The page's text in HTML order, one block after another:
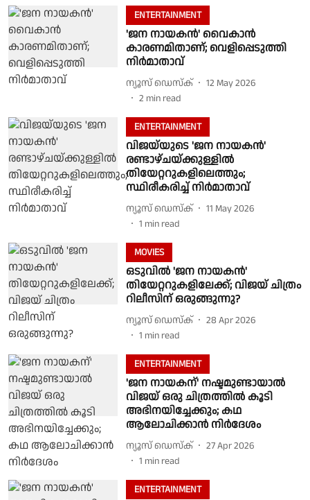
ENTERTAINMENT
'ജന നായകൻ' വൈകാൻ
കാരണമിതാണ്; വെളിപ്പെടുത്തി
നിർമാതാവ്
ന്യൂസ് ഡെസ്ക്
12 May 2026
2 min read
ENTERTAINMENT
വിജയ്‌യുടെ 'ജന നായകൻ'
രണ്ടാഴ്ചയ്ക്കുള്ളിൽ
തിയേറ്ററുകളിലെത്തും;
സ്ഥിരീകരിച്ച് നിർമാതാവ്
ന്യൂസ് ഡെസ്ക്
11 May 2026
1 min read
MOVIES
ഒടുവിൽ 'ജന നായകൻ'
തിയേറ്ററുകളിലേക്ക്; വിജയ് ചിത്രം
റിലീസിന് ഒരുങ്ങുന്നു?
ന്യൂസ് ഡെസ്ക്
28 Apr 2026
1 min read
ENTERTAINMENT
'ജന നായകന്' നഷ്ടമുണ്ടായാൽ
വിജയ് ഒരു ചിത്രത്തിൽ കൂടി
അഭിനയിച്ചേക്കും; കഥ
ആലോചിക്കാൻ നിർദേശം
ന്യൂസ് ഡെസ്ക്
27 Apr 2026
1 min read
ENTERTAINMENT